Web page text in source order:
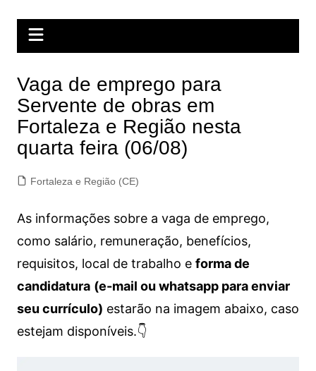
Vaga de emprego para
Servente de obras em
Fortaleza e Região nesta
quarta feira (06/08)
Fortaleza e Região (CE)
As informações sobre a vaga de emprego,
como salário, remuneração, benefícios,
requisitos, local de trabalho e forma de
candidatura (e-mail ou whatsapp para enviar
seu currículo) estarão na imagem abaixo, caso
estejam disponíveis.👇